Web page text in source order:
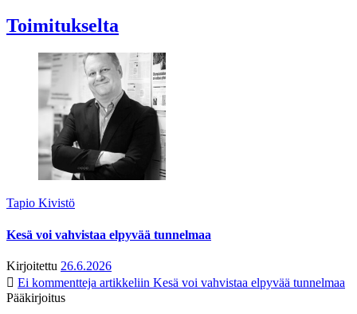
Toimitukselta
Tapio Kivistö
Kesä voi vahvistaa elpyvää tunnelmaa
Kirjoitettu 26.6.2026
Ei kommentteja artikkeliin Kesä voi vahvistaa elpyvää tunnelmaa
Pääkirjoitus